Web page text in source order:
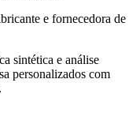
e fornecedora de
sintética e análise
personalizados com